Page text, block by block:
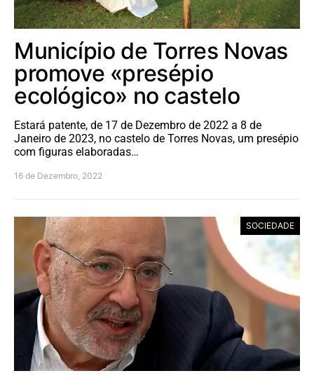
Município de Torres Novas
promove «presépio
ecológico» no castelo
Estará patente, de 17 de Dezembro de 2022 a 8 de
Janeiro de 2023, no castelo de Torres Novas, um presépio
com figuras elaboradas…
16 de Dezembro, 2022
SOCIEDADE